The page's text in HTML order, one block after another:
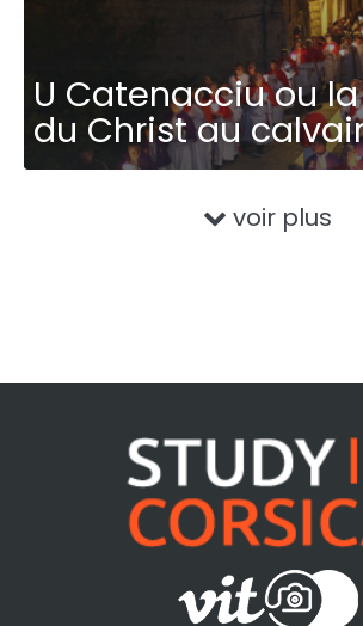
U Catenacciu ou
du Christ au
voir plus